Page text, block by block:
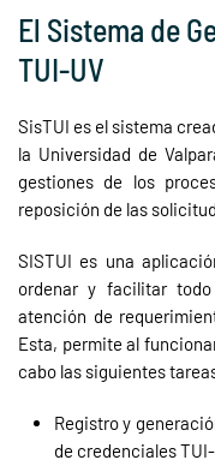
El Sistema de
TUI-UV
SisTUI es el sistema
la Universidad de
gestiones de los
reposición de las
SISTUI es una
ordenar y facilitar
atención de
Esta, permite al
cabo las siguientes
Registro y
de credenciales